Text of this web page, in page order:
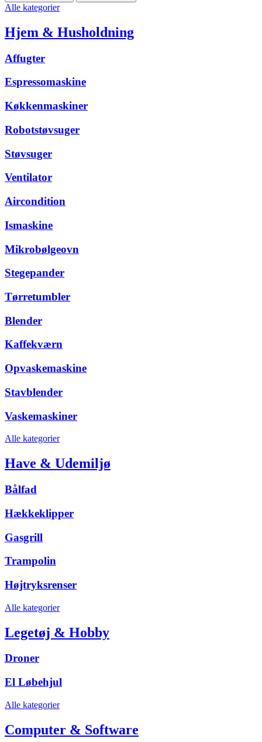
Alle kategorier
Hjem & Husholdning
Affugter
Espressomaskine
Køkkenmaskiner
Robotstøvsuger
Støvsuger
Ventilator
Aircondition
Ismaskine
Mikrobølgeovn
Stegepander
Tørretumbler
Blender
Kaffekværn
Opvaskemaskine
Stavblender
Vaskemaskiner
Alle kategorier
Have & Udemiljø
Bålfad
Hækkeklipper
Gasgrill
Trampolin
Højtryksrenser
Alle kategorier
Legetøj & Hobby
Droner
El Løbehjul
Alle kategorier
Computer & Software